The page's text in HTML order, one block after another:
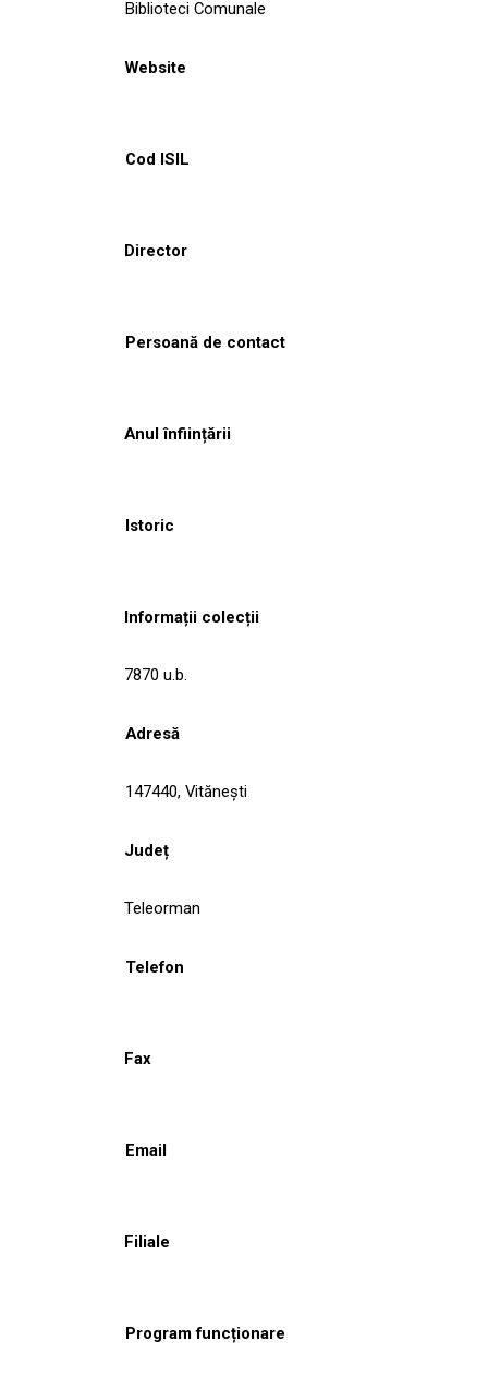
Biblioteci Comunale
Website
Cod ISIL
Director
Persoană de contact
Anul înființării
Istoric
Informații colecții
7870 u.b.
Adresă
147440, Vităneşti
Județ
Teleorman
Telefon
Fax
Email
Filiale
Program funcționare